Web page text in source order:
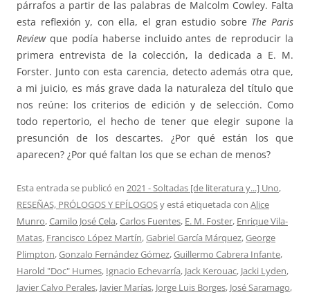
párrafos a partir de las palabras de Malcolm Cowley. Falta
esta reflexión y, con ella, el gran estudio sobre The Paris
Review que podía haberse incluido antes de reproducir la
primera entrevista de la colección, la dedicada a E. M.
Forster. Junto con esta carencia, detecto además otra que,
a mi juicio, es más grave dada la naturaleza del título que
nos reúne: los criterios de edición y de selección. Como
todo repertorio, el hecho de tener que elegir supone la
presunción de los descartes. ¿Por qué están los que
aparecen? ¿Por qué faltan los que se echan de menos?
Esta entrada se publicó en 2021 - Soltadas [de literatura y...] Uno,
RESEÑAS, PRÓLOGOS Y EPÍLOGOSy está etiquetada con Alice
Munro,Camilo José Cela,Carlos Fuentes, E. M. Foster, Enrique Vila-
Matas, Francisco López Martín,Gabriel García Márquez,George
Plimpton,Gonzalo Fernández Gómez,Guillermo Cabrera Infante,
Harold "Doc" Humes, Ignacio Echevarría, Jack Kerouac, Jacki Lyden,
Javier Calvo Perales, Javier Marías, Jorge Luis Borges, José Saramago,